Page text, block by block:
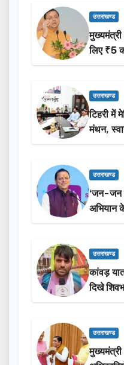
उत्तराखण्ड
लिए ₹5
उत्तराखण्ड
टिहरी में
मंथन,
करेगी
उत्तराखण्ड
‘जन-जन
अभियान
लोगों की
उत्तराखण्ड
कांवड़
दिखे
सराहना…
उत्तराखण्ड